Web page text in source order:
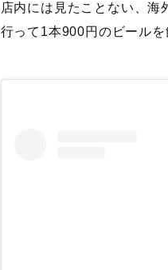
店内には見たことない、海
行って1本900円のビール